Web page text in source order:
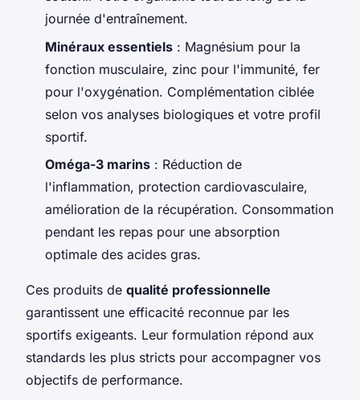
journée d'entraînement.
Minéraux essentiels : Magnésium pour la
fonction musculaire, zinc pour l'immunité, fer
pour l'oxygénation. Complémentation ciblée
selon vos analyses biologiques et votre profil
sportif.
Oméga-3 marins : Réduction de
l'inflammation, protection cardiovasculaire,
amélioration de la récupération. Consommation
pendant les repas pour une absorption
optimale des acides gras.
Ces produits de qualité professionnelle
garantissent une efficacité reconnue par les
sportifs exigeants. Leur formulation répond aux
standards les plus stricts pour accompagner vos
objectifs de performance.